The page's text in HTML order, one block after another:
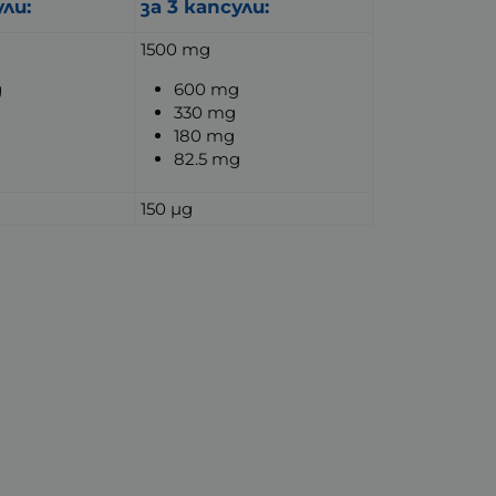
за 3 капсули:
1500 mg
600 mg
330 mg
180 mg
82.5 mg
150 µg